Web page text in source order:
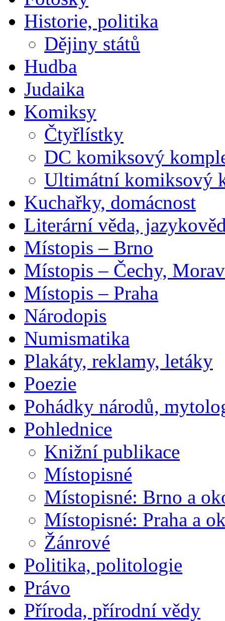
Historie, politika
Dějiny států
Hudba
Judaika
Komiksy
Čtyřlístky
DC komiksový
Ultimátní komiksový
Kuchařky, domácnost
Literární věda,
Místopis – Brno
Místopis – Čechy,
Místopis – Praha
Národopis
Numismatika
Plakáty, reklamy, letáky
Poezie
Pohádky národů,
Pohlednice
Knižní publikace
Místopisné
Místopisné: Brno a
Místopisné: Praha a
Žánrové
Politika, politologie
Právo
Příroda, přírodní vědy